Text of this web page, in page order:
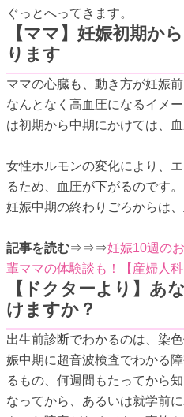
ぐっとへってきます。
【ママ】妊娠初期か
ります
ママの心臓も、動き方が妊娠
なんとなく高血圧になるイメ
は初期から中期にかけては、
女性ホルモンの変化により、
るため、血圧が下がるのです
妊娠中期の終わりごろからは
記事を読む⇒⇒⇒妊娠10週の
輩ママの体験談も！【産婦人科
【ドクターより】あ
けますか？
出生前診断でわかるのは、染
娠中期に超音波検査でわかる
るもの、何週間もたってから
なってから、あるいは就学前